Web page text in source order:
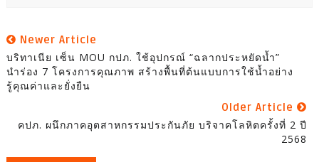
Newer Article
บริทาเนีย เซ็น MOU กปภ. ใช้อุปกรณ์ “ฉลากประหยัดน้ำ”
นำร่อง 7 โครงการคุณภาพ สร้างพื้นที่ต้นแบบการใช้น้ำอย่าง
รู้คุณค่าและยั่งยืน
Older Article
คปภ. ผนึกภาคอุตสาหกรรมประกันภัย บริจาคโลหิตครั้งที่ 2 ปี
2568